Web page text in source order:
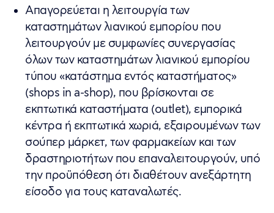
Απαγορεύεται η λειτουργία των
καταστημάτων λιανικού εμπορίου που
λειτουργούν με συμφωνίες συνεργασίας
όλων των καταστημάτων λιανικού εμπορίου
τύπου «κατάστημα εντός καταστήματος»
(shops in a-shop), που βρίσκονται σε
εκπτωτικά καταστήματα (outlet), εμπορικά
κέντρα ή εκπτωτικά χωριά, εξαιρουμένων των
σούπερ μάρκετ, των φαρμακείων και των
δραστηριοτήτων που επαναλειτουργούν, υπό
την προϋπόθεση ότι διαθέτουν ανεξάρτητη
είσοδο για τους καταναλωτές.